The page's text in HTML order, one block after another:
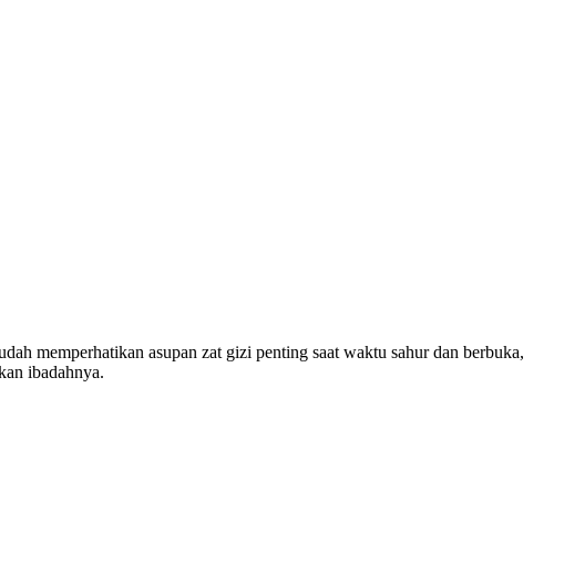
memperhatikan asupan zat gizi penting saat waktu sahur dan berbuka,
ibadahnya.